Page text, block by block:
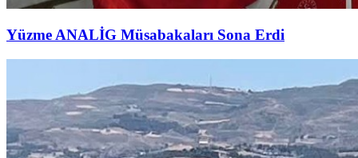
Yüzme ANALİG Müsabakaları Sona Erdi